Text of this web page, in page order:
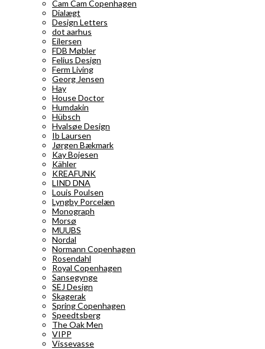
Cam Cam Copenhagen
Dialægt
Design Letters
dot aarhus
Eilersen
FDB Møbler
Felius Design
Ferm Living
Georg Jensen
Hay
House Doctor
Humdakin
Hübsch
Hvalsøe Design
Ib Laursen
Jørgen Bækmark
Kay Bojesen
Kähler
KREAFUNK
LIND DNA
Louis Poulsen
Lyngby Porcelæn
Monograph
Morsø
MUUBS
Nordal
Normann Copenhagen
Rosendahl
Royal Copenhagen
Sansegynge
SEJ Design
Skagerak
Spring Copenhagen
Speedtsberg
The Oak Men
VIPP
Vissevasse